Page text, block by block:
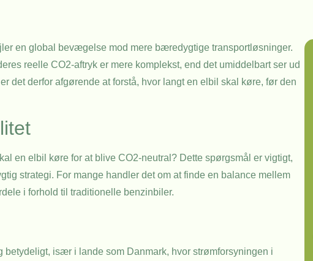
en global bevægelse mod mere bæredygtige transportløsninger.
reelle CO2-aftryk er mere komplekst, end det umiddelbart ser ud
det derfor afgørende at forstå, hvor langt en elbil skal køre, før den
en elbil køre for at blive CO2-neutral? Dette spørgsmål er vigtigt,
strategi. For mange handler det om at finde en balance mellem
i forhold til traditionelle benzinbiler.
især i lande som Danmark, hvor strømforsyningen i